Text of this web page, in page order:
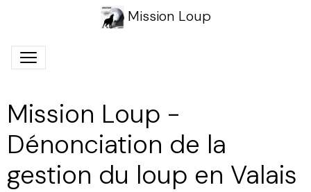
Mission Loup
Mission Loup -
Dénonciation de la
gestion du loup en Valais